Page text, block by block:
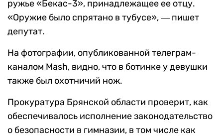
ружье «Бекас-3», принадлежащее ее отцу.
«Оружие было спрятано в тубусе», ― пишет
депутат.
На фотографии, опубликованной телеграм-
каналом Mash, видно, что в ботинке у девушки
также был охотничий нож.
Прокуратура Брянской области проверит, как
обеспечивалось исполнение законодательство
о безопасности в гимназии, в том числе как